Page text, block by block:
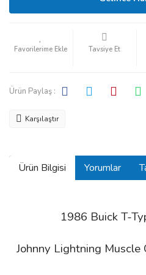
Tavsiye Et
Ürün Paylaş :
Karşılaştır
Ürün Bilgisi Yorumlar
1986 Buick T-
Johnny Lightning